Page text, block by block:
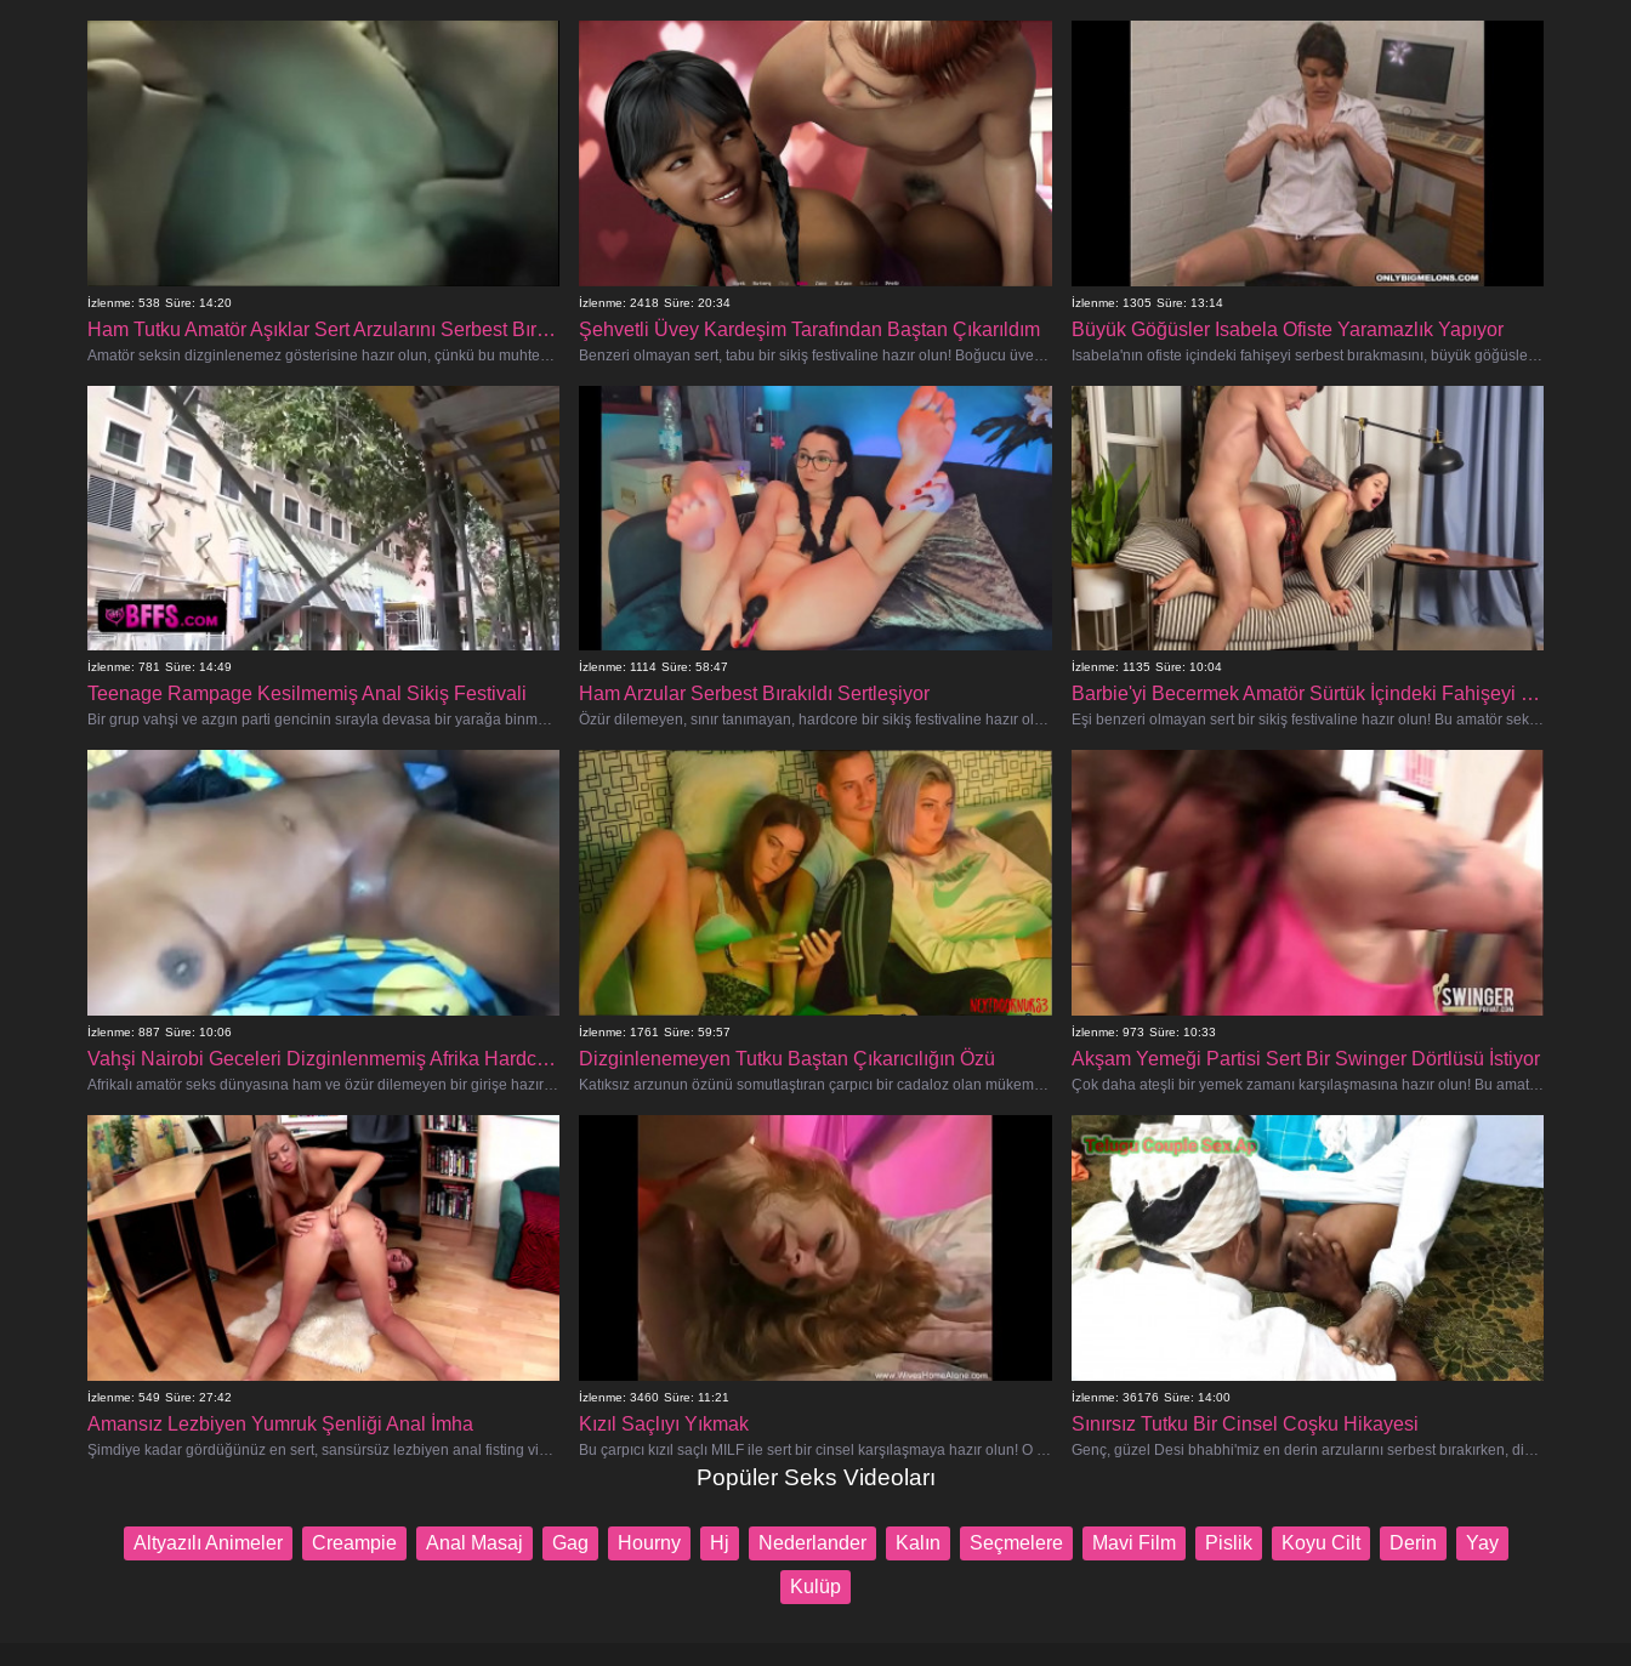
İzlenme: 538 Süre: 14:20
Ham Tutku Amatör Aşıklar Sert Arzularını Serbest Bırakıyor
Amatör seksin dizginlenemez gösterisine hazır olun, çünkü bu muhteşem çift tedbiri elden bırakmıyor ve çiğ, sansürsüz bir tutk
İzlenme: 2418 Süre: 20:34
Şehvetli Üvey Kardeşim Tarafından Baştan Çıkarıldım
Benzeri olmayan sert, tabu bir sikiş festivaline hazır olun! Boğucu üvey kız kardeşim ziyarete geldiğinde, onun baştan çıkarıcı
İzlenme: 1305 Süre: 13:14
Büyük Göğüsler Isabela Ofiste Yaramazlık Yapıyor
Isabela'nın ofiste içindeki fahişeyi serbest bırakmasını, büyük göğüslerini göstermesini ve iş arkadaşlarının sert ilgisini
İzlenme: 781 Süre: 14:49
Teenage Rampage Kesilmemiş Anal Sikiş Festivali
Bir grup vahşi ve azgın parti gencinin sırayla devasa bir yarağa binmesiyle hardcore, sınır tanımayan bir amatör seks fantezisine ha
İzlenme: 1114 Süre: 58:47
Ham Arzular Serbest Bırakıldı Sertleşiyor
Özür dilemeyen, sınır tanımayan, hardcore bir sikiş festivaline hazır olun! Bu amatör bebek yoğun anal ve oral aksiyon için can at
İzlenme: 1135 Süre: 10:04
Barbie'yi Becermek Amatör Sürtük İçindeki Fahişeyi Serbest Bırakıyor
Eşi benzeri olmayan sert bir sikiş festivaline hazır olun! Bu amatör seks vixen tatlı masum bir Barbie bebek gibi görünebilir, ancak
İzlenme: 887 Süre: 10:06
Vahşi Nairobi Geceleri Dizginlenmemiş Afrika Hardcore
Afrikalı amatör seks dünyasına ham ve özür dilemeyen bir girişe hazır olun! Bu sansürsüz başyapıt size Nairobi sokaklarından en
İzlenme: 1761 Süre: 59:57
Dizginlenemeyen Tutku Baştan Çıkarıcılığın Özü
Katıksız arzunun özünü somutlaştıran çarpıcı bir cadaloz olan mükemmel kızı izlerken en unutulmaz erotik maceranın tadını ç
İzlenme: 973 Süre: 10:33
Akşam Yemeği Partisi Sert Bir Swinger Dörtlüsü İstiyor
Çok daha ateşli bir yemek zamanı karşılaşmasına hazır olun! Bu amatör eş değiştirme dörtlüsü kazmak için sabırsızlanıyor
İzlenme: 549 Süre: 27:42
Amansız Lezbiyen Yumruk Şenliği Anal İmha
İzlenme: 3460 Süre: 11:21
Kızıl Saçlıyı Yıkmak
İzlenme: 36176 Süre: 14:00
Sınırsız Tutku Bir Cinsel Coşku Hikayesi
Popüler Seks Videoları
Altyazılı Animeler Creampie Anal Masaj Gag Hourny Hj Nederlander Kalın Seçmelere Mavi Film Pislik Koyu Cilt Derin Yay
Kulüp